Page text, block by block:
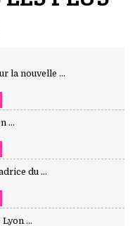
la nouvelle ...
...
du ...
...